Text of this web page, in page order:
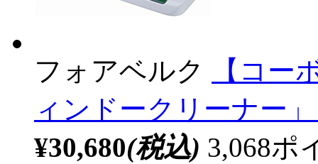
フォアベルク
【コー
ィンドークリーナー
¥30,680(税込) 3,068ポ